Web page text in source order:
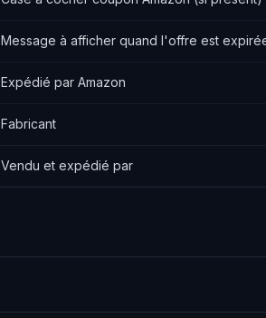
Message à afficher quand l'offre est
Expédié par Amazon
Fabricant
Vendu et expédié par